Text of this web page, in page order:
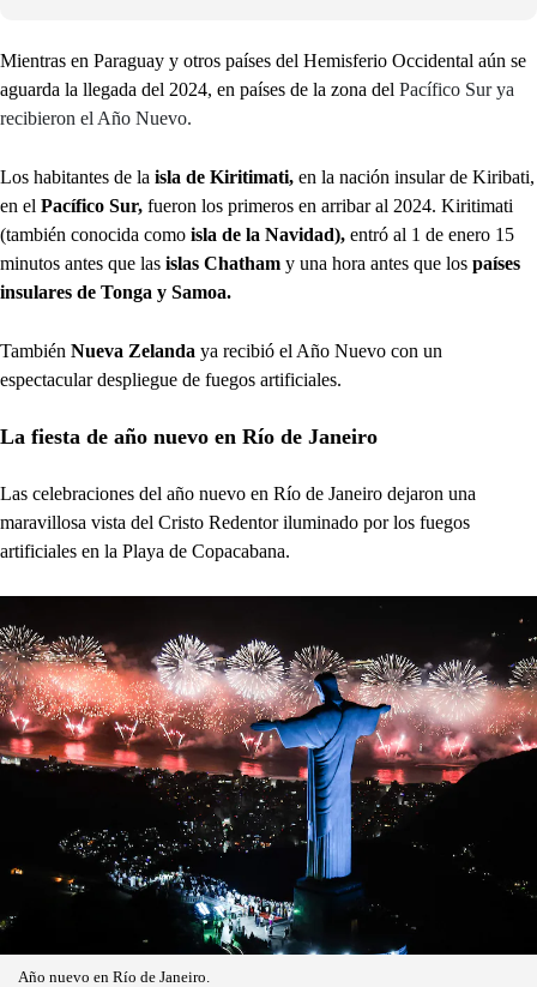
Mientras en Paraguay y otros países del Hemisferio Occidental aún se
aguarda la llegada del 2024, en países de la zona del Pacífico Sur ya
recibieron el Año Nuevo.
Los habitantes de la isla de Kiritimati, en la nación insular de Kiribati,
en el Pacífico Sur, fueron los primeros en arribar al 2024. Kiritimati
(también conocida como isla de la Navidad), entró al 1 de enero 15
minutos antes que las islas Chatham y una hora antes que los países
insulares de Tonga y Samoa.
También Nueva Zelanda ya recibió el Año Nuevo con un
espectacular despliegue de fuegos artificiales.
La fiesta de año nuevo en Río de Janeiro
Las celebraciones del año nuevo en Río de Janeiro dejaron una
maravillosa vista del Cristo Redentor iluminado por los fuegos
artificiales en la Playa de Copacabana.
Año nuevo en Río de Janeiro.